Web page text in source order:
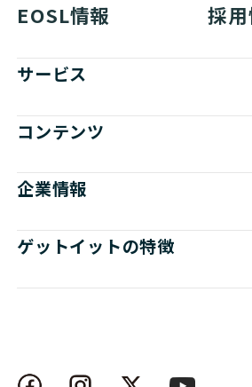
EOSL情報
採
サービス
コンテンツ
企業情報
ゲットイットの特徴